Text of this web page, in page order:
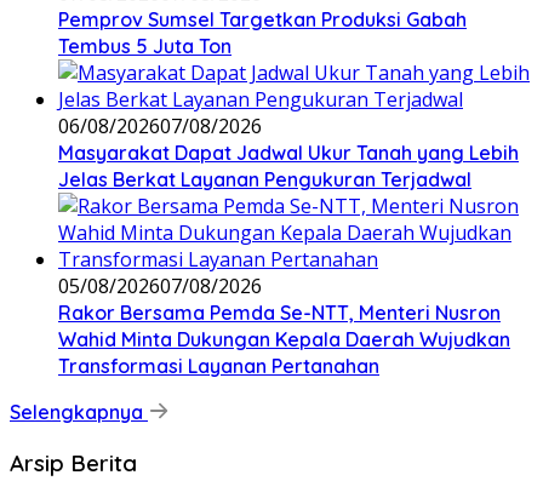
Pemprov Sumsel Targetkan Produksi Gabah
Tembus 5 Juta Ton
06/08/202607/08/2026
Masyarakat Dapat Jadwal Ukur Tanah yang Lebih
Jelas Berkat Layanan Pengukuran Terjadwal
05/08/202607/08/2026
Rakor Bersama Pemda Se-NTT, Menteri Nusron
Wahid Minta Dukungan Kepala Daerah Wujudkan
Transformasi Layanan Pertanahan
Selengkapnya
Arsip Berita